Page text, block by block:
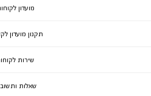
מועדון
תקנון מועדון
שירות
שאלות